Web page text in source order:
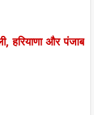
हरियाणा और पंजाब